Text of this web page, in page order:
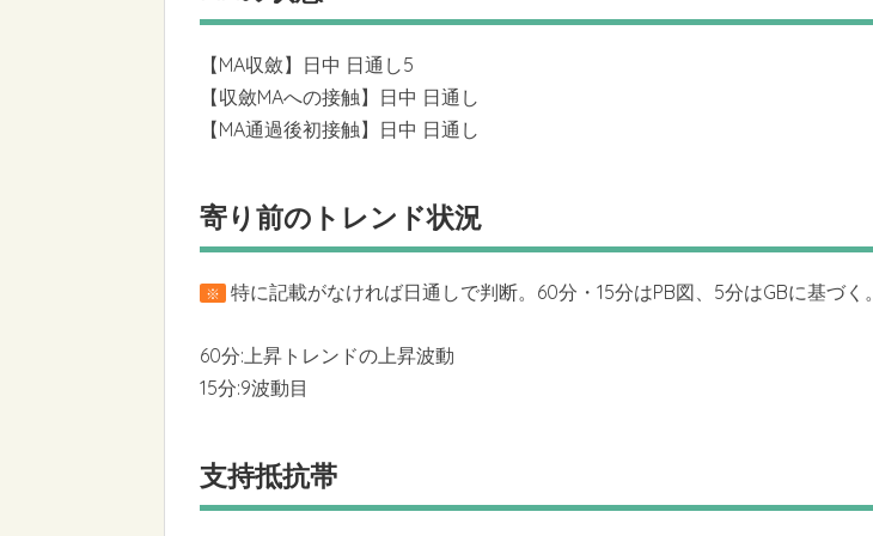
【MA収斂】日中 日通し5
【収斂MAへの接触】日中 日通し
【MA通過後初接触】日中 日通し
寄り前のトレンド状況
※ 特に記載がなければ日通しで判断。60分・15分はPB図、5分はGBに基づく。
60分:上昇トレンドの上昇波動
15分:9波動目
支持抵抗帯